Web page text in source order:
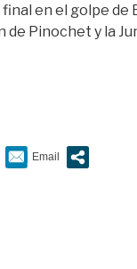
en el golpe de
Pinochet y la